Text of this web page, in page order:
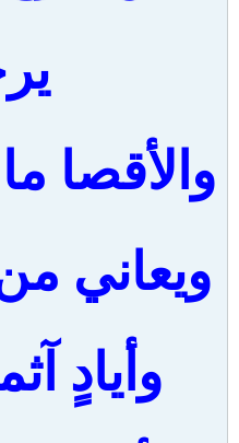
والأقصا
ويعاني
وأيادٍ